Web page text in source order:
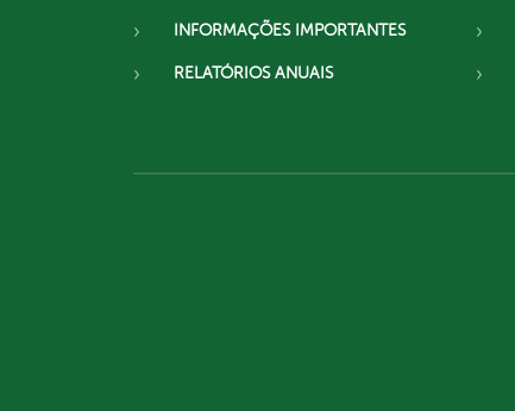
INFORMAÇÕES IMPORTANTES
RELATÓRIOS ANUAIS